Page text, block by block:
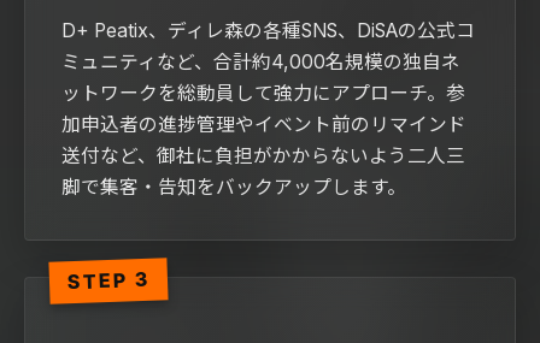
D+ Peatix、ディレ森の各種SNS、DiSAの公式コ
ミュニティなど、合計約4,000名規模の独自ネ
ットワークを総動員して強力にアプローチ。参
加申込者の進捗管理やイベント前のリマインド
送付など、御社に負担がかからないよう二人三
脚で集客・告知をバックアップします。
STEP 3